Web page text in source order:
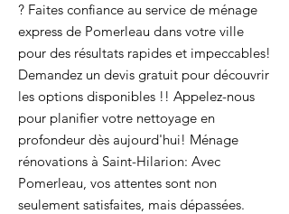
? Faites confiance au service de ménage
express de Pomerleau dans votre ville
pour des résultats rapides et impeccables!
Demandez un devis gratuit pour découvrir
les options disponibles !! Appelez-nous
pour planifier votre nettoyage en
profondeur dès aujourd'hui! Ménage
rénovations à Saint-Hilarion: Avec
Pomerleau, vos attentes sont non
seulement satisfaites, mais dépassées.